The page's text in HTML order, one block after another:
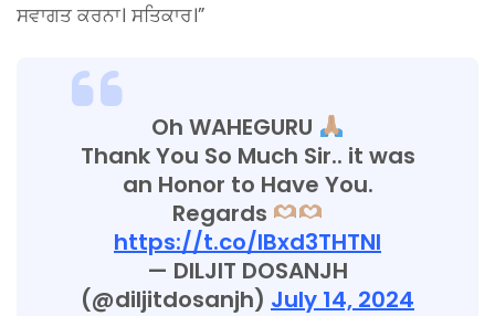
ਸਵਾਗਤ ਕਰਨਾ। ਸਤਿਕਾਰ।”
Oh WAHEGURU
Thank You So Much Sir.. it was
an Honor to Have You.
Regards
https://t.co/IBxd3THTNl
— DILJIT DOSANJH
(@diljitdosanjh) July 14, 2024